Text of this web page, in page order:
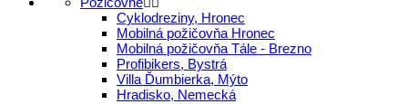
Cyklodreziny, Hronec
Mobilná požičovňa Hronec
Mobilná požičovňa Tále - Brezno
Profibikers, Bystrá
Villa Ďumbierka, Mýto
Hradisko, Nemecká